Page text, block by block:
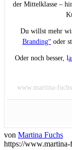
der Mittelklasse –
Du willst mehr
Branding“ oder
Oder noch besser, l
www.martina-
von Martina Fuchs
https://